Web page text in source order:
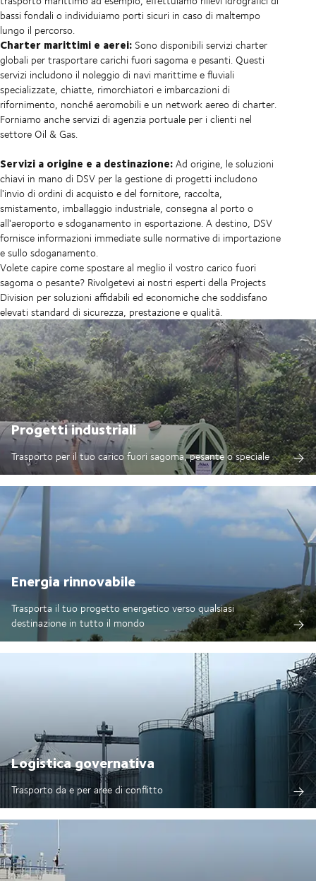
bassi fondali o individuiamo porti sicuri in caso di maltempo
lungo il percorso.
Charter marittimi e aerei: Sono disponibili servizi charter
globali per trasportare carichi fuori sagoma e pesanti. Questi
servizi includono il noleggio di navi marittime e fluviali
specializzate, chiatte, rimorchiatori e imbarcazioni di
rifornimento, nonché aeromobili e un network aereo di charter.
Forniamo anche servizi di agenzia portuale per i clienti nel
settore Oil & Gas.
Servizi a origine e a destinazione:Ad origine, le soluzioni
chiavi in mano di DSV per la gestione di progetti includono
l'invio di ordini di acquisto e del fornitore, raccolta,
smistamento, imballaggio industriale, consegna al porto o
all'aeroporto e sdoganamento in esportazione. A destino, DSV
fornisce informazioni immediate sulle normative di importazione
e sullo sdoganamento.
Volete capire come spostare al meglio il vostro carico fuori
sagoma o pesante? Rivolgetevi ai nostri esperti della Projects
Division per soluzioni affidabili ed economiche che soddisfano
elevati standard di sicurezza, prestazione e qualità.
Progetti industriali
Trasporto per il tuo carico fuori sagoma, pesante o speciale
Energia rinnovabile
Trasporta il tuo progetto energetico verso qualsiasi
destinazione in tutto il mondo
Logistica governativa
Trasporto da e per aree di conflitto